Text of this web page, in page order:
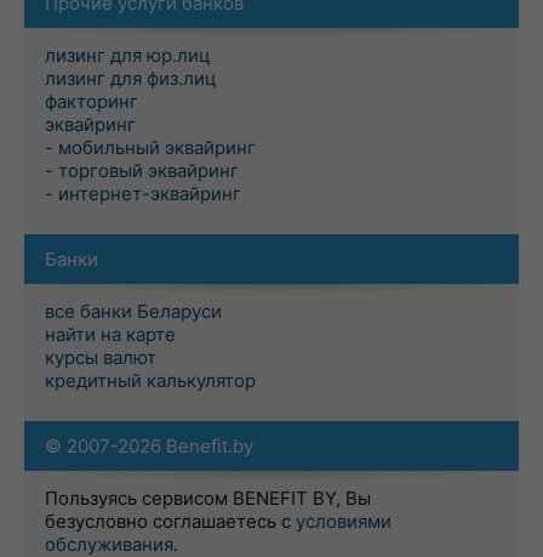
лизинг для юр.лиц
лизинг для физ.лиц
факторинг
эквайринг
- мобильный эквайринг
- торговый эквайринг
- интернет-эквайринг
Банки
все банки Беларуси
найти на карте
курсы валют
кредитный калькулятор
© 2007-2026 Benefit.by
Пользуясь сервисом BENEFIT BY, Вы
безусловно соглашаетесь с условиями
обслуживания.